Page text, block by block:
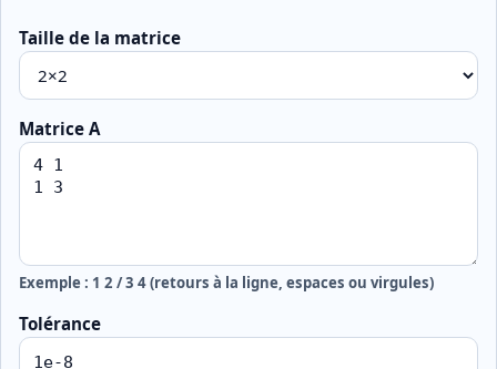
Taille de la matrice
Matrice A
Exemple : 1 2 / 3 4 (retours à la ligne, espaces ou virgules)
Tolérance